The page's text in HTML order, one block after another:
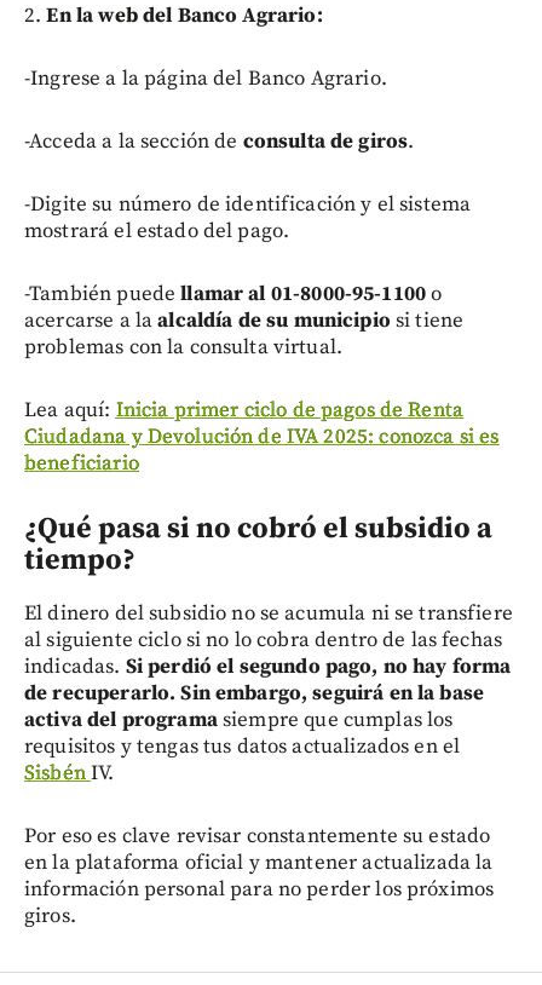
2.En la web del Banco Agrario:
-Ingrese a la página del Banco Agrario.
-Acceda a la sección de consulta de giros.
-Digite su número de identificación y el sistema
mostrará el estado del pago.
-También puedellamar al 01-8000-95-1100o
acercarse a laalcaldía de su municipio si tiene
problemas con la consulta virtual.
Lea aquí: Inicia primer ciclo de pagos de Renta
Ciudadana y Devolución de IVA 2025: conozca si es
beneficiario
¿Qué pasa si no cobró el subsidio a
tiempo?
El dinero del subsidio no se acumula ni se transfiere
al siguiente ciclo si no lo cobra dentro de las fechas
indicadas. Si perdió el segundo pago, no hay forma
de recuperarlo. Sin embargo, seguirá en la base
activa del programasiempre que cumplas los
requisitos y tengas tus datos actualizados en el
SisbénIV.
Por eso es clave revisar constantemente su estado
en la plataforma oficial y mantener actualizada la
información personal para no perder los próximos
giros.